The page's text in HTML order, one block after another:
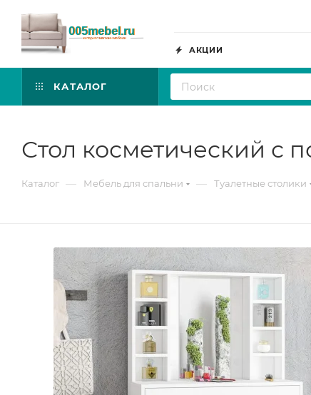
АКЦИИ
КАТАЛОГ
Стол косметический с
Каталог — Мебель для спальни — Туалетные столики